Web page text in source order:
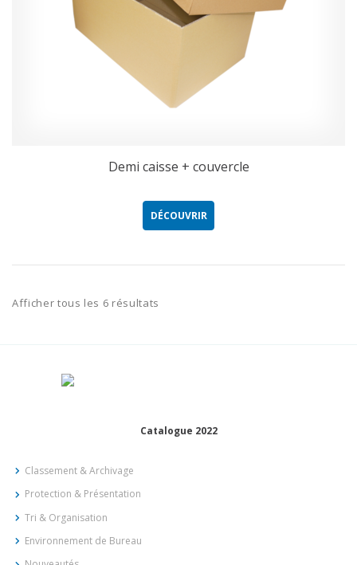
Demi caisse + couvercle
DÉCOUVRIR
Afficher tous les 6 résultats
Catalogue 2022
Classement & Archivage
Protection & Présentation
Tri & Organisation
Environnement de Bureau